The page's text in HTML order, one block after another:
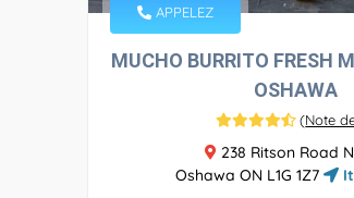
APPELEZ
MUCHO BURRITO FRESH
OSHAWA
(Note
238 Ritson Road
Oshawa ON L1G 1Z7